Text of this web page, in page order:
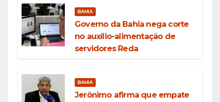
BAHIA
Governo da Bahia nega corte
no auxílio-alimentação de
servidores Reda
BAHIA
Jerônimo afirma que empate